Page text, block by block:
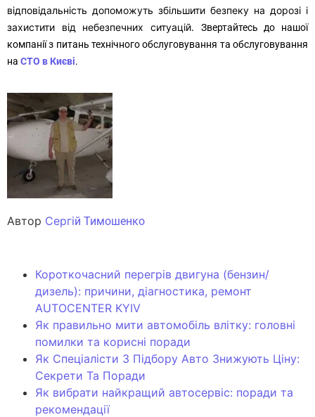
відповідальність допоможуть збільшити безпеку на дорозі і
захистити від небезпечних ситуацій. Звертайтесь до нашої
компанії з питань технічного обслуговування та обслуговування
на СТО в Києві.
Автор Сергій Тимошенко
Короткочасний перегрів двигуна (бензин/
дизель): причини, діагностика, ремонт
AUTOCENTER KYIV
Як правильно мити автомобіль влітку: головні
помилки та корисні поради
Як Спеціалісти З Підбору Авто Знижують Ціну:
Секрети Та Поради
Як вибрати найкращий автосервіс: поради та
рекомендації